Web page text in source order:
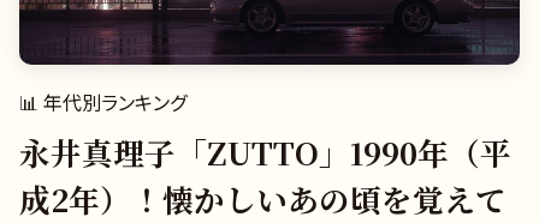
📊 年代別ランキング
永井真理子「ZUTTO」1990年（平
成2年）！懐かしいあの頃を覚えて